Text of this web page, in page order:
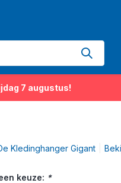
kledinghangers permanent
7 augustus!
Kledinghanger Gigant
keuze: *